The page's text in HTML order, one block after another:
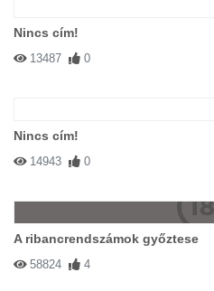
Nincs cím!
13487 0
Nincs cím!
14943 0
A ribancrendszámok győztese
58824 4